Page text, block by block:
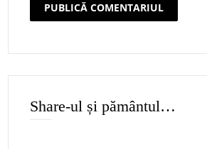
Share-ul și pământul…